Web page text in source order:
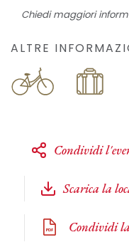
Chiedi maggiori
ALTRE
Condividi
Scarica la
Condividi